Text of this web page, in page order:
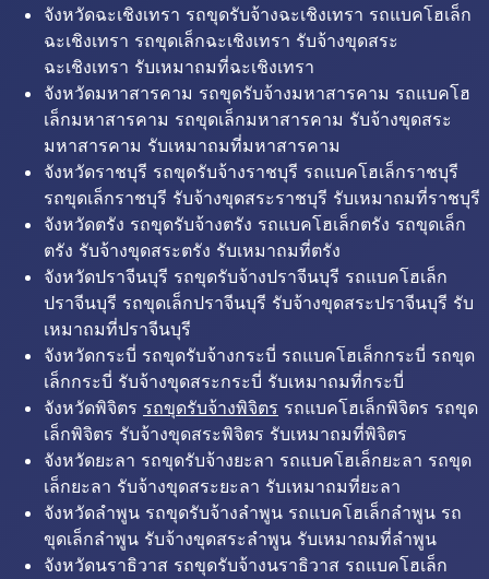
จังหวัดฉะเชิงเทรา รถขุดรับจ้างฉะเชิงเทรา รถแบคโฮเล็ก
ฉะเชิงเทรา รถขุดเล็กฉะเชิงเทรา รับจ้างขุดสระ
ฉะเชิงเทรา รับเหมาถมที่ฉะเชิงเทรา
จังหวัดมหาสารคาม รถขุดรับจ้างมหาสารคาม รถแบคโฮ
เล็กมหาสารคาม รถขุดเล็กมหาสารคาม รับจ้างขุดสระ
มหาสารคาม รับเหมาถมที่มหาสารคาม
จังหวัดราชบุรี รถขุดรับจ้างราชบุรี รถแบคโฮเล็กราชบุรี
รถขุดเล็กราชบุรี รับจ้างขุดสระราชบุรี รับเหมาถมที่ราชบุรี
จังหวัดตรัง รถขุดรับจ้างตรัง รถแบคโฮเล็กตรัง รถขุดเล็ก
ตรัง รับจ้างขุดสระตรัง รับเหมาถมที่ตรัง
จังหวัดปราจีนบุรี รถขุดรับจ้างปราจีนบุรี รถแบคโฮเล็ก
ปราจีนบุรี รถขุดเล็กปราจีนบุรี รับจ้างขุดสระปราจีนบุรี รับ
เหมาถมที่ปราจีนบุรี
จังหวัดกระบี่ รถขุดรับจ้างกระบี่ รถแบคโฮเล็กกระบี่ รถขุด
เล็กกระบี่ รับจ้างขุดสระกระบี่ รับเหมาถมที่กระบี่
จังหวัดพิจิตร รถขุดรับจ้างพิจิตร รถแบคโฮเล็กพิจิตร รถขุด
เล็กพิจิตร รับจ้างขุดสระพิจิตร รับเหมาถมที่พิจิตร
จังหวัดยะลา รถขุดรับจ้างยะลา รถแบคโฮเล็กยะลา รถขุด
เล็กยะลา รับจ้างขุดสระยะลา รับเหมาถมที่ยะลา
จังหวัดลำพูน รถขุดรับจ้างลำพูน รถแบคโฮเล็กลำพูน รถ
ขุดเล็กลำพูน รับจ้างขุดสระลำพูน รับเหมาถมที่ลำพูน
จังหวัดนราธิวาส รถขุดรับจ้างนราธิวาส รถแบคโฮเล็ก